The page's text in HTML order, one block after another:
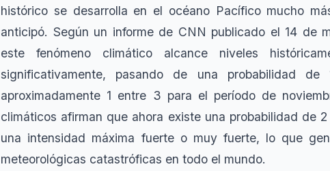
histórico se desarrolla en el océano Pacífico mucho
anticipó. Según un informe de CNN publicado el 14 de
este fenómeno climático alcance niveles
significativamente, pasando de una probabilidad
aproximadamente 1 entre 3 para el período de
climáticos afirman que ahora existe una probabilidad de
una intensidad máxima fuerte o muy fuerte, lo que
meteorológicas catastróficas en todo el mundo.